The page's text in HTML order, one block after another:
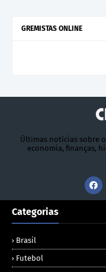
GREMISTAS ONLINE
Últimas notícias sobre
economia, finanças,
Categorias
Brasil
Futebol